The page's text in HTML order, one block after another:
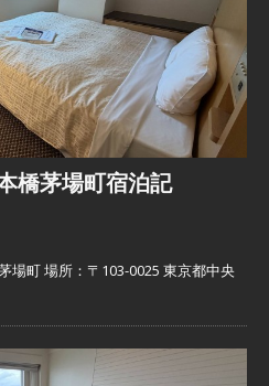
橋茅場町宿泊記
場町 場所：〒103-0025 東京都中央